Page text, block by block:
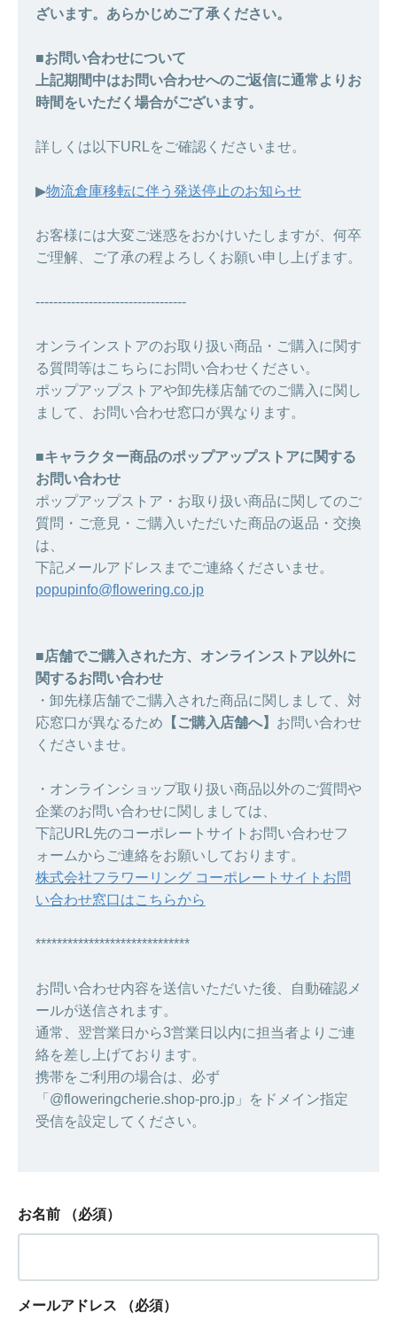
ざいます。あらかじめご了承ください。
■お問い合わせについて
上記期間中はお問い合わせへのご返信に通常よりお
時間をいただく場合がございます。
詳しくは以下URLをご確認くださいませ。
▶︎物流倉庫移転に伴う発送停止のお知らせ
お客様には大変ご迷惑をおかけいたしますが、何卒
ご理解、ご了承の程よろしくお願い申し上げます。
----------------------------------
オンラインストアのお取り扱い商品・ご購入に関す
る質問等はこちらにお問い合わせください。
ポップアップストアや卸先様店舗でのご購入に関し
まして、お問い合わせ窓口が異なります。
■キャラクター商品のポップアップストアに関する
お問い合わせ
ポップアップストア・お取り扱い商品に関してのご
質問・ご意見・ご購入いただいた商品の返品・交換
は、
下記メールアドレスまでご連絡くださいませ。
popupinfo@flowering.co.jp
■店舗でご購入された方、オンラインストア以外に
関するお問い合わせ
・卸先様店舗でご購入された商品に関しまして、対
応窓口が異なるため 【ご購入店舗へ】 お問い合わせ
くださいませ。
・オンラインショップ取り扱い商品以外のご質問や
企業のお問い合わせに関しましては、
下記URL先のコーポレートサイトお問い合わせフ
ォームからご連絡をお願いしております。
株式会社フラワーリング コーポレートサイトお問
い合わせ窓口はこちらから
*****************************
お問い合わせ内容を送信いただいた後、自動確認メ
ールが送信されます。
通常、翌営業日から3営業日以内に担当者よりご連
絡を差し上げております。
携帯をご利用の場合は、必ず
「@floweringcherie.shop-pro.jp」をドメイン指定
受信を設定してください。
お名前 （必須）
メールアドレス （必須）